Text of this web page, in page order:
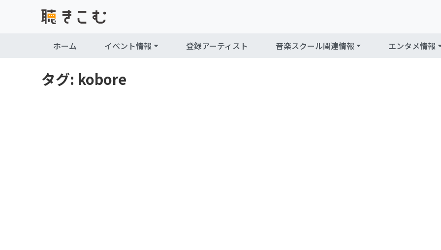
ホーム イベント情報 登録アーティスト 音楽スクール関連情報 エンタメ情報
タグ: kobore